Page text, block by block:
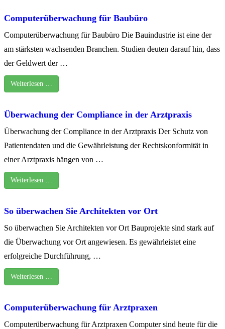
Computerüberwachung für Baubüro
Computerüberwachung für Baubüro Die Bauindustrie ist eine der
am stärksten wachsenden Branchen. Studien deuten darauf hin, dass
der Geldwert der …
Weiterlesen …
Überwachung der Compliance in der Arztpraxis
Überwachung der Compliance in der Arztpraxis Der Schutz von
Patientendaten und die Gewährleistung der Rechtskonformität in
einer Arztpraxis hängen von …
Weiterlesen …
So überwachen Sie Architekten vor Ort
So überwachen Sie Architekten vor Ort Bauprojekte sind stark auf
die Überwachung vor Ort angewiesen. Es gewährleistet eine
erfolgreiche Durchführung, …
Weiterlesen …
Computerüberwachung für Arztpraxen
Computerüberwachung für Arztpraxen Computer sind heute für die